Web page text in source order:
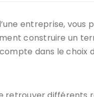
entreprise, vous
construire un
dans le choix